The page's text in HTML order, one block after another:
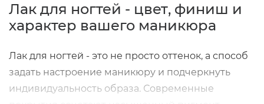
Лак для ногтей - цвет, финиш и
характер вашего маникюра
Лак для ногтей - это не просто оттенок, а способ
задать настроение маникюру и подчеркнуть
индивидуальность образа. Современные